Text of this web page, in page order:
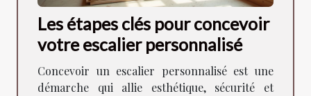
Les étapes clés pour concevoir
votre escalier personnalisé
Concevoir un escalier personnalisé est une
démarche qui allie esthétique, sécurité et